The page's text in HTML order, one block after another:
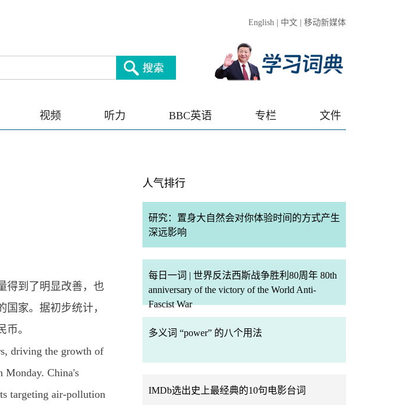
English 中文 移动新媒体
视频 听力 BBC英语 专栏 文件
得到了明显改善，也
家。据初步统计，
。
driving the growth of
Monday. China's
targeting air-pollution
人气排行
研究：置身大自然会对你体验时间的方式产生
深远影响
每日一词 | 世界反法西斯战争胜利80周年 80th
anniversary of the victory of the World Anti-
Fascist War
多义词 “power” 的八个用法
IMDb选出史上最经典的10句电影台词